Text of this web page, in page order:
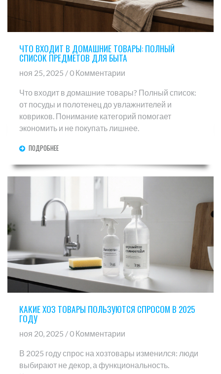
ЧТО ВХОДИТ В ДОМАШНИЕ ТОВАРЫ: ПОЛНЫЙ
СПИСОК ПРЕДМЕТОВ ДЛЯ БЫТА
ноя 25, 2025 / 0 Комментарии
Что входит в домашние товары? Полный список:
от посуды и полотенец до увлажнителей и
ковриков. Понимание категорий помогает
экономить и не покупать лишнее.
ПОДРОБНЕЕ
КАКИЕ ХОЗ ТОВАРЫ ПОЛЬЗУЮТСЯ СПРОСОМ В 2025
ГОДУ
ноя 20, 2025 / 0 Комментарии
В 2025 году спрос на хозтовары изменился: люди
выбирают не декор, а функциональность.